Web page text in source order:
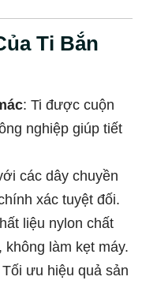
Ti Bắn
: Ti được cuộn
nghiệp giúp tiết
các dây chuyền
xác tuyệt đối.
liệu nylon chất
không làm kẹt máy.
Tối ưu hiệu quả sản